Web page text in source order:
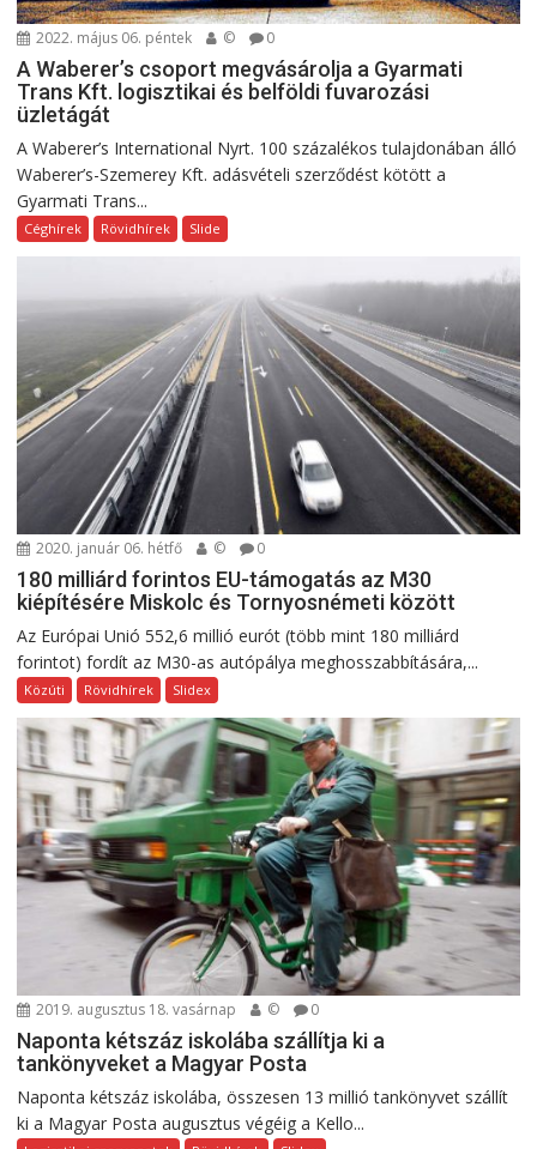
2022. május 06. péntek © 0
A Waberer’s csoport megvásárolja a Gyarmati
Trans Kft. logisztikai és belföldi fuvarozási
üzletágát
A Waberer’s International Nyrt. 100 százalékos tulajdonában álló
Waberer’s-Szemerey Kft. adásvételi szerződést kötött a
Gyarmati Trans...
Céghírek Rövidhírek Slide
2020. január 06. hétfő © 0
180 milliárd forintos EU-támogatás az M30
kiépítésére Miskolc és Tornyosnémeti között
Az Európai Unió 552,6 millió eurót (több mint 180 milliárd
forintot) fordít az M30-as autópálya meghosszabbítására,...
Közúti Rövidhírek Slidex
2019. augusztus 18. vasárnap © 0
Naponta kétszáz iskolába szállítja ki a
tankönyveket a Magyar Posta
Naponta kétszáz iskolába, összesen 13 millió tankönyvet szállít
ki a Magyar Posta augusztus végéig a Kello...